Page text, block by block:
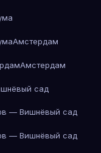
Амстердам
Амстердам
сад
— Вишнёвый сад
— Вишнёвый сад